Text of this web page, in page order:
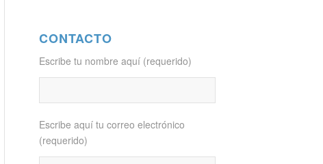
CONTACTO
Escribe tu nombre aquí (requerido)
Escribe aquí tu correo electrónico
(requerido)